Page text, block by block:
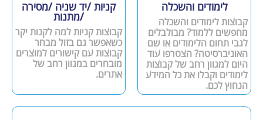
לימודים והשכלה
קבוצות לימודים והשכלה
מחפשים ללמוד? מבולבלים
לגבי תחום הלימודים או שם
האוניברסיטה? הצטרפו עוד
היום למגוון רחב של קבוצות
לימודים וקבלו את כל המידע
הנחוץ לכם.
קניות /יד שניה /מסירה
/מתנות
קבוצות קניות למה לקנות יקר
כשאפשר גם בזול מבחר
קבוצות עם קישורים למוצרים
מובחרים במגוון רחב של
אתרים.